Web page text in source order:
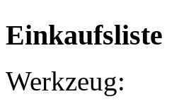
Einkaufsliste
Werkzeug: